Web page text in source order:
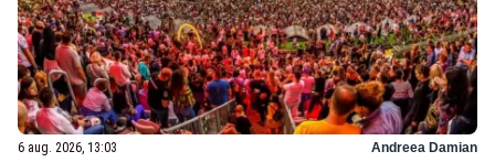
6 aug. 2026, 13:03 Andreea Damian